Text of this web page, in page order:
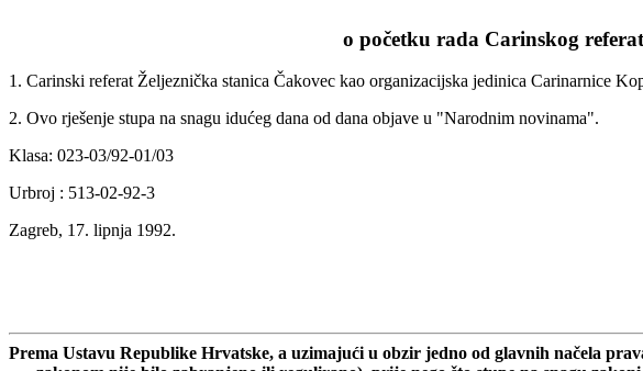
o početku rada Carinskog
1. Carinski referat Željeznička stanica Čakovec kao organizacijska jedinica Carinarnice
2. Ovo rješenje stupa na snagu idućeg dana od dana objave u "Narodnim novinama".
Klasa: 023-03/92-01/03
Urbroj : 513-02-92-3
Zagreb, 17. lipnja 1992.
Prema Ustavu Republike Hrvatske, a uzimajući u obzir jedno od glavnih načela